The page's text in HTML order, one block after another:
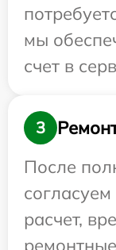
мы
счет в
3
После
расчет,